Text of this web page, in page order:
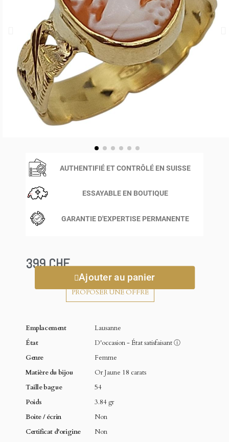
AUTHENTIFIÉ ET CONTRÔLÉ EN SUISSE
ESSAYABLE EN BOUTIQUE
GARANTIE D'EXPERTISE PERMANENTE
399 CHF
Ajouter au panier
PROPOSER UNE OFFRE
Emplacement
Lausanne
État
D'occasion - État satisfaisantⓘ
Genre
Femme
Matière du bijou
Or Jaune 18 carats
Taille bague
54
Poids
3.84 gr
Boite / écrin
Non
Certificat d'origine
Non